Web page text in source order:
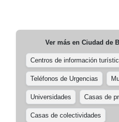
Ver más en Ciudad de
Centros de información
Teléfonos de Urgencias
Universidades Casas de
Casas de colectividades